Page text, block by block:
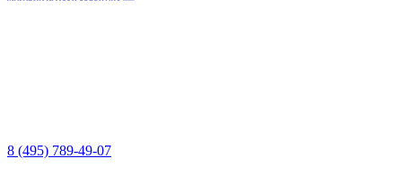
8 (495) 789-49-07